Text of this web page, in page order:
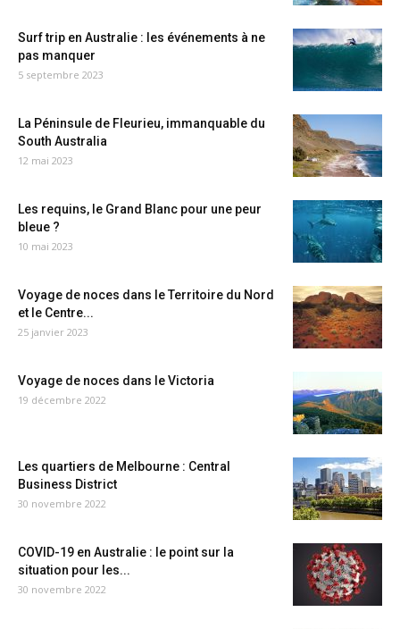
Surf trip en Australie : les événements à ne
pas manquer
5 septembre 2023
La Péninsule de Fleurieu, immanquable du
South Australia
12 mai 2023
Les requins, le Grand Blanc pour une peur
bleue ?
10 mai 2023
Voyage de noces dans le Territoire du Nord
et le Centre...
25 janvier 2023
Voyage de noces dans le Victoria
19 décembre 2022
Les quartiers de Melbourne : Central
Business District
30 novembre 2022
COVID-19 en Australie : le point sur la
situation pour les...
30 novembre 2022